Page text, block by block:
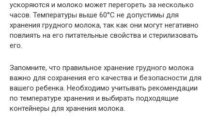
ускоряются и молоко может перегореть за несколько
часов. Температуры выше 60°C не допустимы для
хранения грудного молока, так как они могут негативно
повлиять на его питательные свойства и стерилизовать
его.
Запомните, что правильное хранение грудного молока
важно для сохранения его качества и безопасности для
вашего ребенка. Необходимо учитывать рекомендации
по температуре хранения и выбирать подходящие
контейнеры для хранения молока.